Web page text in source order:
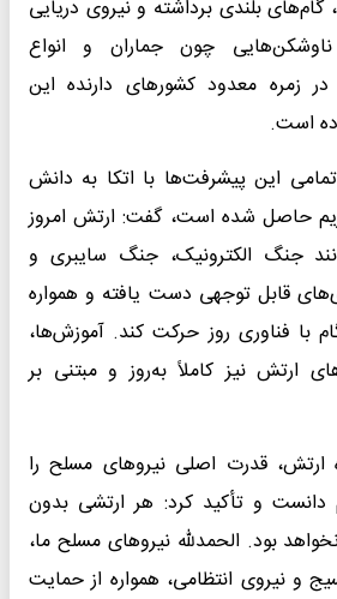
گام‌های بلندی برداشته و نیروی دریایی
چون جماران و انواع
در زمره معدود کشورهای دارنده این
است.
این پیشرفت‌ها با اتکا به دانش
حاصل شده است، گفت: ارتش امروز
جنگ الکترونیک، جنگ سایبری و
قابل توجهی دست یافته و همواره
با فناوری روز حرکت کند. آموزش‌ها،
ارتش نیز کاملاً به‌روز و مبتنی بر
ارتش، قدرت اصلی نیروهای مسلح را
و تأکید کرد: هر ارتشی بدون
بود. الحمدلله نیروهای مسلح ما،
و نیروی انتظامی، همواره از حمایت